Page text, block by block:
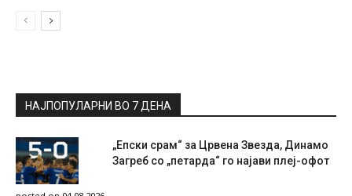
НАЈПОПУЛАРНИ ВО 7 ДЕНА
„Епски срам“ за Црвена Звезда, Динамо
Загреб со „петарда“ го најави плеј-офот